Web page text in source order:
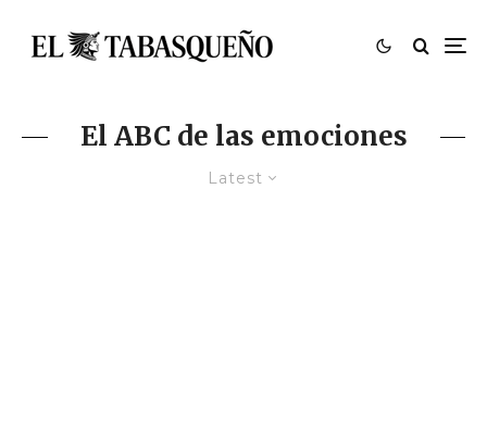
El ABC de las emociones
Latest